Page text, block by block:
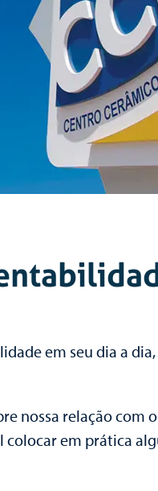
em seu dia a
nossa relação com
em prática